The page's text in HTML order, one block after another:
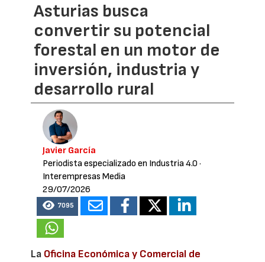
Asturias busca
convertir su potencial
forestal en un motor de
inversión, industria y
desarrollo rural
Javier García
Periodista especializado en Industria 4.0 ·
Interempresas Media
29/07/2026
7095
La Oficina Económica y Comercial de